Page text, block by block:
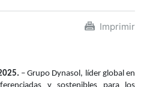
Imprimir
– Grupo Dynasol, líder global en